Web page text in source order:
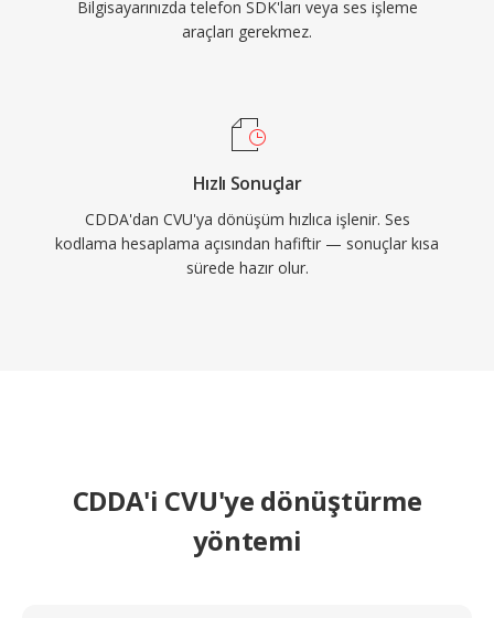
Bilgisayarınızda telefon SDK'ları veya ses işleme
araçları gerekmez.
Hızlı Sonuçlar
CDDA'dan CVU'ya dönüşüm hızlıca işlenir. Ses
kodlama hesaplama açısından hafiftir — sonuçlar kısa
sürede hazır olur.
CDDA'i CVU'ye dönüştürme
yöntemi